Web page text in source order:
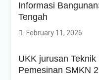
Informasi
Tengah
February 11, 2026
UKK jurusan
Pemesinan SMKN